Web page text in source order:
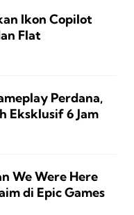
Ikon Copilot
Flat
Perdana,
Eksklusif 6 Jam
We Were Here
di Epic Games